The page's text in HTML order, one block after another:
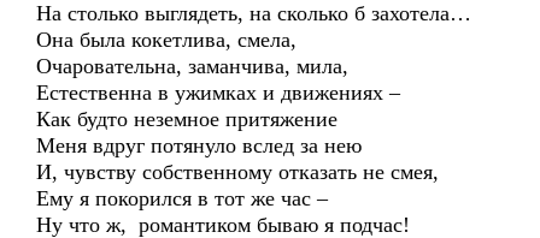
На столько выглядеть, на сколько б захотела…
Она была кокетлива, смела,
Очаровательна, заманчива, мила,
Естественна в ужимках и движениях –
Как будто неземное притяжение
Меня вдруг потянуло вслед за нею
И, чувству собственному отказать не смея,
Ему я покорился в тот же час –
Ну что ж, романтиком бываю я подчас!